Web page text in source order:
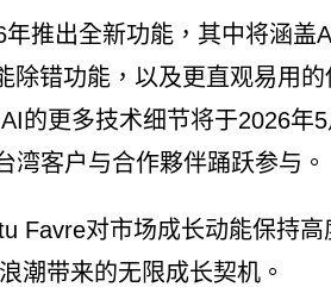
推出全新功能，其中将涵盖
除错功能，以及更直观易用
的更多技术细节将于2026年
湾客户与合作夥伴踊跃参与。
Favre对市场成长动能保持高
潮带来的无限成长契机。